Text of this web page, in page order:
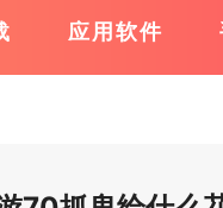
应用软件